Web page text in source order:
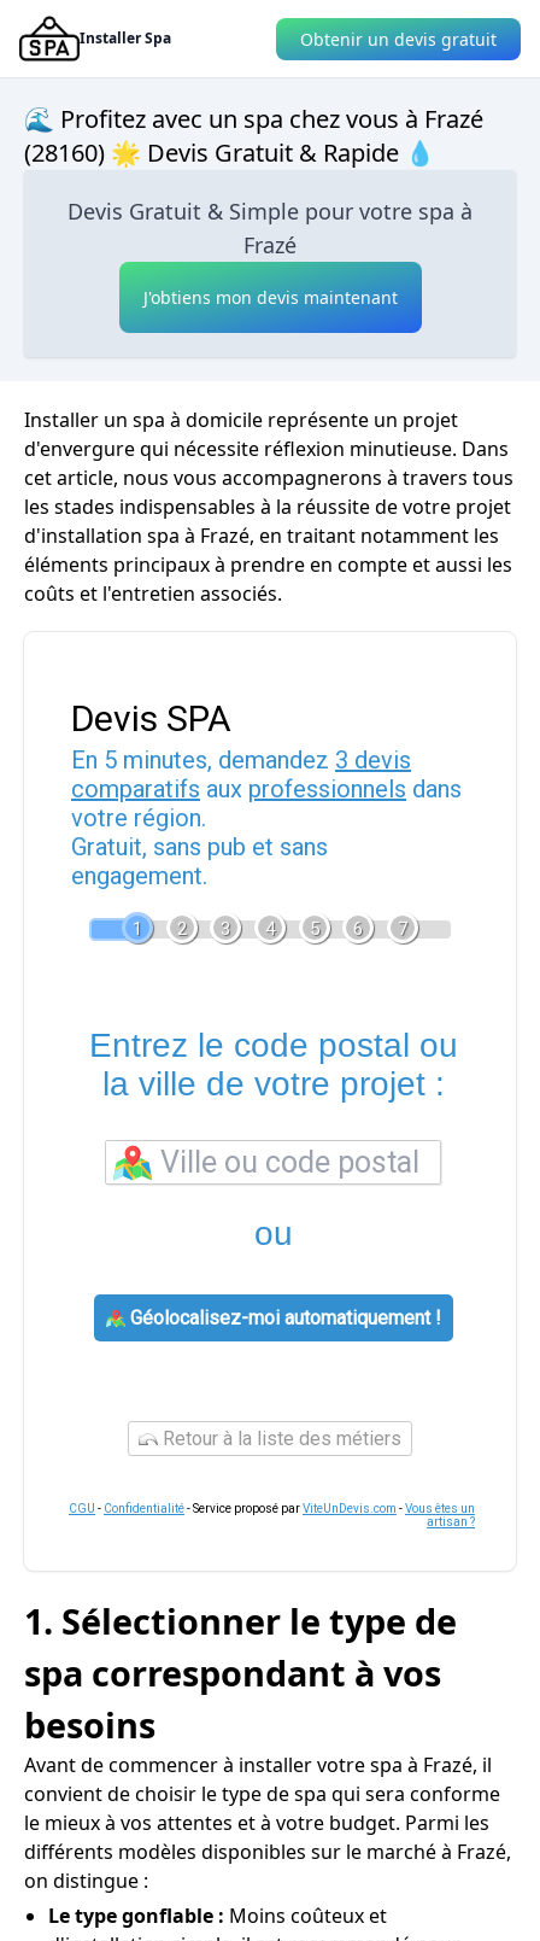
Installer Spa Obtenir un devis gratuit
🌊 Profitez avec un spa chez vous à Frazé
(28160) 🌟 Devis Gratuit & Rapide 💧
Devis Gratuit & Simple pour votre spa à
Frazé
J'obtiens mon devis maintenant
Installer un spa à domicile représente un projet
d'envergure qui nécessite réflexion minutieuse. Dans
cet article, nous vous accompagnerons à travers tous
les stades indispensables à la réussite de votre projet
d'installation spa à Frazé, en traitant notamment les
éléments principaux à prendre en compte et aussi les
coûts et l'entretien associés.
Devis SPA
En 5 minutes, demandez 3 devis
comparatifs aux professionnels dans
votre région.
Gratuit, sans pub et sans
engagement.
1 2 3 4 5 6 7
Entrez le code postal ou
la ville de votre projet :
ou
Géolocalisez-moi automatiquement !
Retour à la liste des métiers
CGU - Confidentialité- Service proposé parViteUnDevis.com -Vous êtes un
artisan ?
1. Sélectionner le type de
spa correspondant à vos
besoins
Avant de commencer à installer votre spa à Frazé, il
convient de choisir le type de spa qui sera conforme
le mieux à vos attentes et à votre budget. Parmi les
différents modèles disponibles sur le marché à Frazé,
on distingue :
Le type gonflable : Moins coûteux et